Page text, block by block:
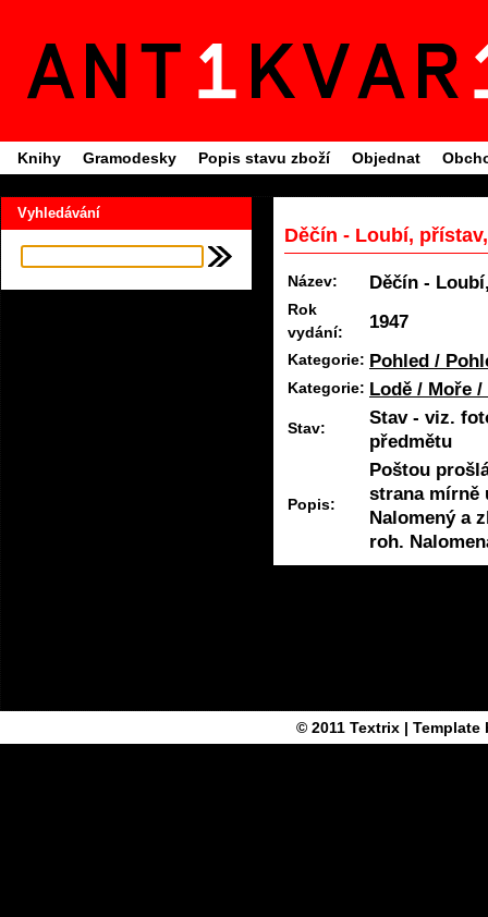
Knihy Gramodesky Popis stavu zboží Objednat
Vyhledávání
Děčín - Loubí,
Název: Děčín -
Rok
vydání:
1947
Kategorie: Pohled /
Kategorie: Lodě / Moře /
Stav:
Stav - viz.
předmětu
Popis:
Poštou
strana mírně
Nalomený a
roh.
© 2011 Textrix| Template